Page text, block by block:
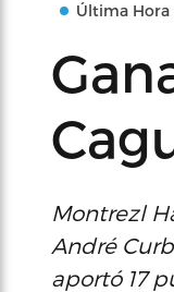
Última Hora
Montrezl
André
aportó 17